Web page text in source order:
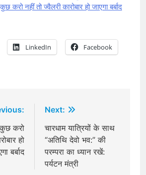
करो नहीं तो ज्वैलरी कारोबार हो जाएगा बर्बाद
LinkedIn Facebook
करो
हो
बर्बाद
Next:
चारधाम यात्रियों के साथ
“अतिथि देवो भव:” की
परम्परा का ध्यान रखें:
पर्यटन मंत्री